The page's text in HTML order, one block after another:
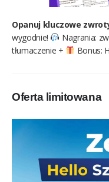
Opanuj kluczowe
wygodnie!
Nagrania:
tłumaczenie +
Bonus:
Oferta limitowana